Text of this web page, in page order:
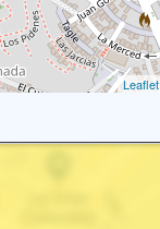
Leaflet